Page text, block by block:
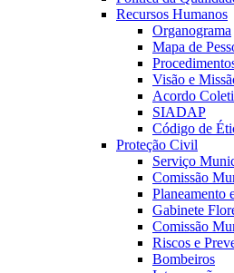
Recursos Humanos
Organograma
Mapa de
Visão e
Acordo
SIADAP
Código de
Proteção Civil
Serviço
Comissão
Planeamento
Gabinete
Comissão
Riscos e
Bombeiros